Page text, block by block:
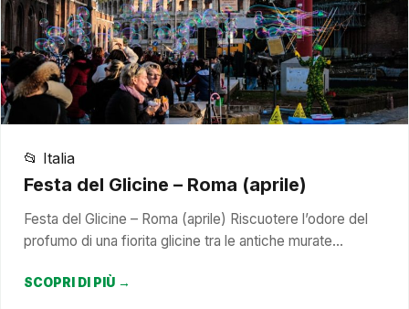
📂 Italia
Festa del Glicine – Roma (aprile)
Festa del Glicine – Roma (aprile) Riscuotere l’odore del
profumo di una fiorita glicine tra le antiche murate…
SCOPRI DI PIÙ →